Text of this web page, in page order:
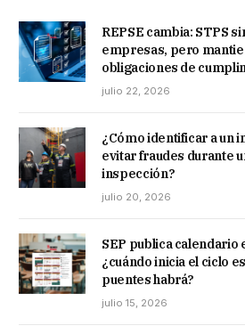
REPSE cambia: STPS
empresas, pero
obligaciones de
julio 22, 2026
¿Cómo identificar a un
evitar fraudes durante
inspección?
julio 20, 2026
SEP publica calendario
¿cuándo inicia el ciclo
puentes habrá?
julio 15, 2026